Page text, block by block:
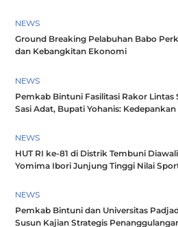
NEWS
Ground Breaking Pelabuhan Babo
dan Kebangkitan Ekonomi
NEWS
Pemkab Bintuni Fasilitasi Rakor Lintas
Sasi Adat, Bupati Yohanis:
NEWS
HUT RI ke-81 di Distrik Tembuni
Yomima Ibori Junjung Tinggi Nilai
NEWS
Pemkab Bintuni dan Universitas
Susun Kajian Strategis